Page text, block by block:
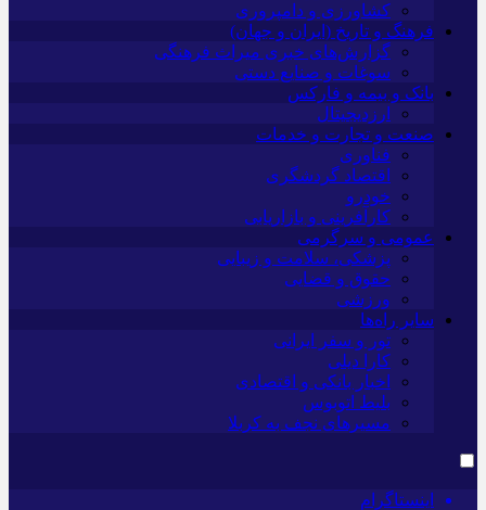
کشاورزی و دامپروری
فرهنگ و تاریخ (ایران و جهان)
گزارش‌های خبری میراث فرهنگی
سوغات و صنایع دستی
بانک و بیمه و فارکس
ارزدیجیتال
صنعت و تجارت و خدمات
فناوری
اقتصاد گردشگری
خودرو
کارآفرینی و بازاریابی
عمومی و سرگرمی
پزشکی، سلامت و زیبایی
حقوق و قضایی
ورزشی
سایر راه‌ها
تور و سفر ایرانی
کارا دیلی
اخبار بانکی و اقتصادی
بلیط اتوبوس
مسیرهای نجف به کربلا
اینستاگرام